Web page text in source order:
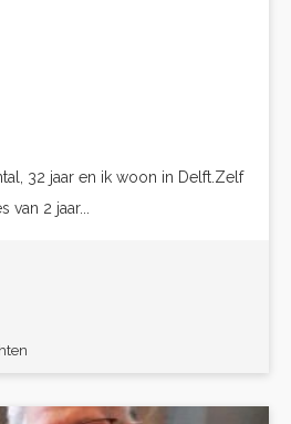
32 jaar en ik woon in Delft.Zelf
2 jaar...